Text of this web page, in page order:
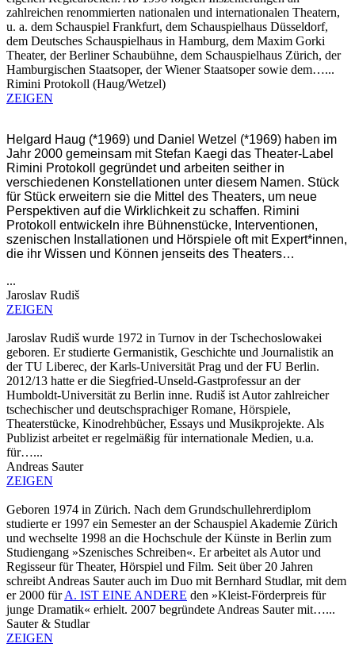
zahlreichen renommierten nationalen und internationalen Theatern,
u. a. dem Schauspiel Frankfurt, dem Schauspielhaus Düsseldorf,
dem Deutsches Schauspielhaus in Hamburg, dem Maxim Gorki
Theater, der Berliner Schaubühne, dem Schauspielhaus Zürich, der
Hamburgischen Staatsoper, der Wiener Staatsoper sowie dem…...
Rimini Protokoll (Haug/Wetzel)
ZEIGEN
Helgard Haug (*1969) und Daniel Wetzel (*1969) haben im
Jahr 2000 gemeinsam mit Stefan Kaegi das Theater-Label
Rimini Protokoll gegründet und arbeiten seither in
verschiedenen Konstellationen unter diesem Namen. Stück
für Stück erweitern sie die Mittel des Theaters, um neue
Perspektiven auf die Wirklichkeit zu schaffen. Rimini
Protokoll entwickeln ihre Bühnenstücke, Interventionen,
szenischen Installationen und Hörspiele oft mit Expert*innen,
die ihr Wissen und Können jenseits des Theaters…
...
Jaroslav Rudiš
ZEIGEN
Jaroslav Rudiš wurde 1972 in Turnov in der Tschechoslowakei
geboren. Er studierte Germanistik, Geschichte und Journalistik an
der TU Liberec, der Karls-Universität Prag und der FU Berlin.
2012/13 hatte er die Siegfried-Unseld-Gastprofessur an der
Humboldt-Universität zu Berlin inne. Rudiš ist Autor zahlreicher
tschechischer und deutschsprachiger Romane, Hörspiele,
Theaterstücke, Kinodrehbücher, Essays und Musikprojekte. Als
Publizist arbeitet er regelmäßig für internationale Medien, u.a.
für…...
Andreas Sauter
ZEIGEN
Geboren 1974 in Zürich. Nach dem Grundschullehrerdiplom
studierte er 1997 ein Semester an der Schauspiel Akademie Zürich
und wechselte 1998 an die Hochschule der Künste in Berlin zum
Studiengang »Szenisches Schreiben«. Er arbeitet als Autor und
Regisseur für Theater, Hörspiel und Film. Seit über 20 Jahren
schreibt Andreas Sauter auch im Duo mit Bernhard Studlar, mit dem
er 2000 fürA. IST EINE ANDERE den »Kleist-Förderpreis für
junge Dramatik« erhielt. 2007 begründete Andreas Sauter mit…...
Sauter & Studlar
ZEIGEN